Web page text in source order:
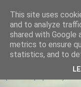
This site uses
and to analyze
shared with Google
metrics to ensure
statistics, and to